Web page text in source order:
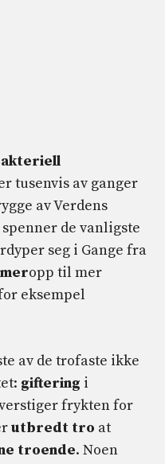
tusenvis av ganger
av Verdens
de vanligste
seg i Gange fra
opp til mer
eksempel
av de trofaste ikke
giftering i
frykten for
utbredt tro at
troende. Noen